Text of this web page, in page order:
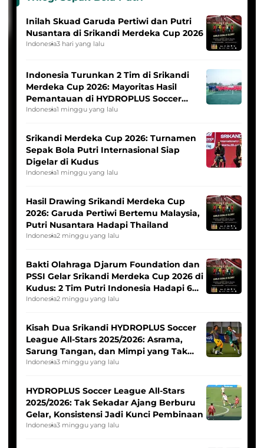
Inilah Skuad Garuda Pertiwi dan Putri
Nusantara di Srikandi Merdeka Cup 2026
Indonesia3 hari yang lalu
Indonesia Turunkan 2 Tim di Srikandi
Merdeka Cup 2026: Mayoritas Hasil
Pemantauan di HYDROPLUS Soccer
League
Indonesia1 minggu yang lalu
Srikandi Merdeka Cup 2026: Turnamen
Sepak Bola Putri Internasional Siap
Digelar di Kudus
Indonesia1 minggu yang lalu
Hasil Drawing Srikandi Merdeka Cup
2026: Garuda Pertiwi Bertemu Malaysia,
Putri Nusantara Hadapi Thailand
Indonesia2 minggu yang lalu
Bakti Olahraga Djarum Foundation dan
PSSI Gelar Srikandi Merdeka Cup 2026 di
Kudus: 2 Tim Putri Indonesia Hadapi 6
Tim Asia
Indonesia2 minggu yang lalu
Kisah Dua Srikandi HYDROPLUS Soccer
League All-Stars 2025/2026: Asrama,
Sarung Tangan, dan Mimpi yang Tak
Pernah Padam
Indonesia3 minggu yang lalu
HYDROPLUS Soccer League All-Stars
2025/2026: Tak Sekadar Ajang Berburu
Gelar, Konsistensi Jadi Kunci Pembinaan
Indonesia3 minggu yang lalu